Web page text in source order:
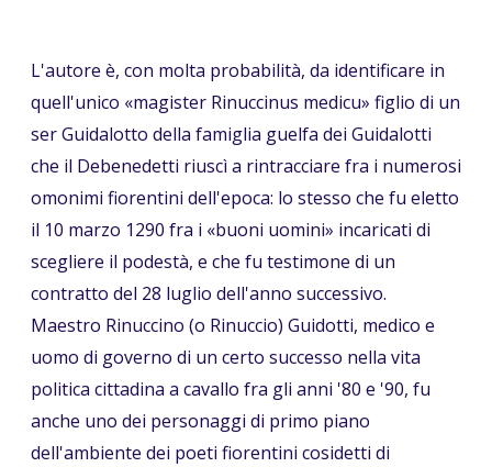
L'autore è, con molta probabilità, da identificare in
quell'unico «magister Rinuccinus medicu» figlio di un
ser Guidalotto della famiglia guelfa dei Guidalotti
che il Debenedetti riuscì a rintracciare fra i numerosi
omonimi fiorentini dell'epoca: lo stesso che fu eletto
il 10 marzo 1290 fra i «buoni uomini» incaricati di
scegliere il podestà, e che fu testimone di un
contratto del 28 luglio dell'anno successivo.
Maestro Rinuccino (o Rinuccio) Guidotti, medico e
uomo di governo di un certo successo nella vita
politica cittadina a cavallo fra gli anni '80 e '90, fu
anche uno dei personaggi di primo piano
dell'ambiente dei poeti fiorentini cosidetti di